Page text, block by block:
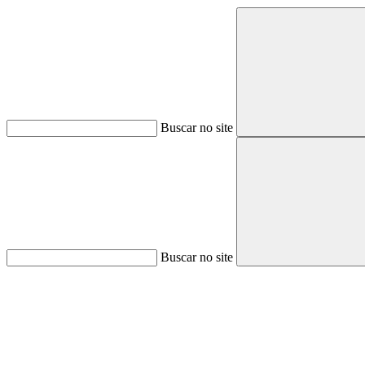
Buscar no site
Buscar no site